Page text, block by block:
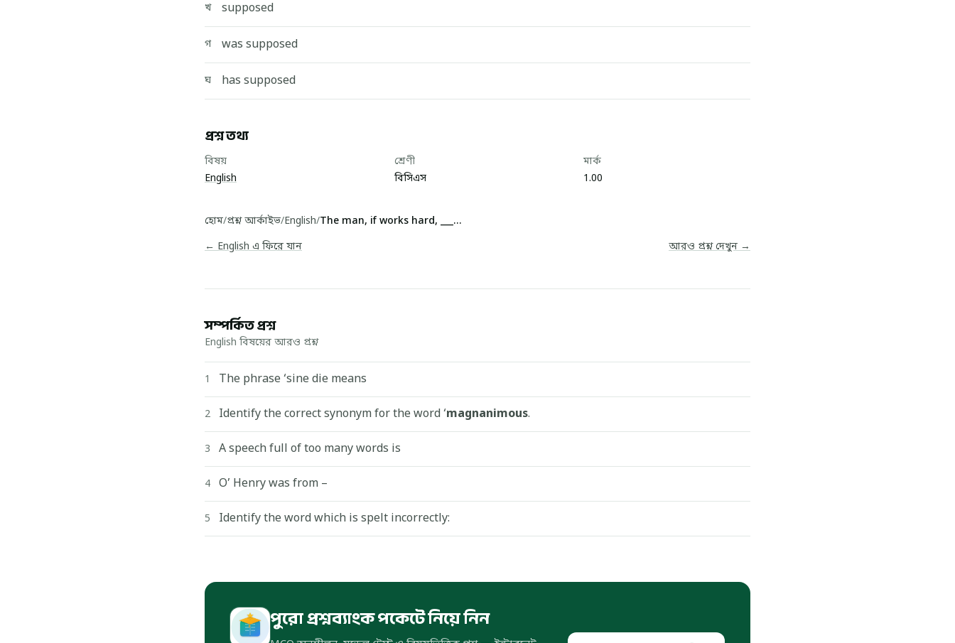
খ supposed
গ was supposed
ঘ has supposed
প্রশ্ন তথ্য
বিষয়
English
শ্রেণী
বিসিএস
মার্ক
1.00
হোম/প্রশ্ন আর্কাইভ/English/
The man, if works hard, _____ (suppose) to pros...
← English এ ফিরে যান
আরও প্রশ্ন দেখুন →
সম্পর্কিত প্রশ্ন
English বিষয়ের আরও প্রশ্ন
1 The phrase ‘sine die means
2 Identify the correct synonym for the word ‘magnanimous.
3 A speech full of too many words is
4 O’ Henry was from –
5 Identify the word which is spelt incorrectly:
পুরো প্রশ্নব্যাংক পকেটে নিয়ে নিন